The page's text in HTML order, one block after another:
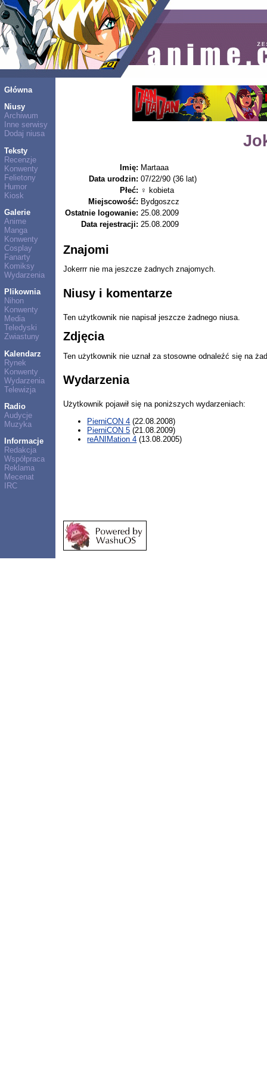
Główna
Niusy
Archiwum
Inne serwisy
Dodaj niusa
Teksty
Recenzje
Konwenty
Felietony
Humor
Kiosk
Galerie
Anime
Manga
Konwenty
Cosplay
Fanarty
Komiksy
Wydarzenia
Plikownia
Nihon
Konwenty
Media
Teledyski
Zwiastuny
Kalendarz
Rynek
Konwenty
Wydarzenia
Telewizja
Radio
Audycje
Muzyka
Informacje
Redakcja
Współpraca
Reklama
Mecenat
IRC
Imię: Martaaa
Data urodzin: 07/22/90 (36 lat)
Płeć: ♀ kobieta
Miejscowość: Bydgoszcz
Ostatnie logowanie: 25.08.2009
Data rejestracji: 25.08.2009
Znajomi
Jokerrr nie ma jeszcze żadnych znajomych.
Niusy i komentarze
Ten użytkownik nie napisał jeszcze żadnego niusa.
Zdjęcia
Ten użytkownik nie uznał za stosowne odnaleźć się na
Wydarzenia
Użytkownik pojawił się na poniższych wydarzeniach:
PierniCON 4 (22.08.2008)
PierniCON 5 (21.08.2009)
reANIMation 4 (13.08.2005)